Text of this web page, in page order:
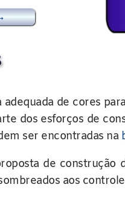
adequada de cores
dos esforços de
ser encontradas na
de construção
aos